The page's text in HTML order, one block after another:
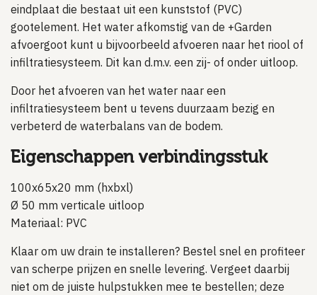
eindplaat die bestaat uit een kunststof (PVC)
gootelement. Het water afkomstig van de +Garden
afvoergoot kunt u bijvoorbeeld afvoeren naar het riool of
infiltratiesysteem. Dit kan d.m.v. een zij- of onder uitloop.
Door het afvoeren van het water naar een
infiltratiesysteem bent u tevens duurzaam bezig en
verbeterd de waterbalans van de bodem.
Eigenschappen verbindingsstuk
100x65x20 mm (hxbxl)
Ø 50 mm verticale uitloop
Materiaal: PVC
Klaar om uw drain te installeren? Bestel snel en profiteer
van scherpe prijzen en snelle levering. Vergeet daarbij
niet om de juiste hulpstukken mee te bestellen; deze